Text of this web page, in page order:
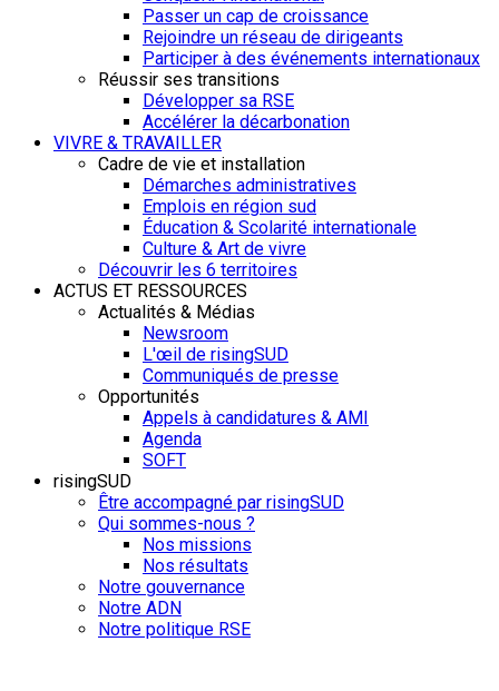
Passer un cap de croissance
Rejoindre un réseau de dirigeants
Participer à des événements internationaux
Réussir ses transitions
Développer sa RSE
Accélérer la décarbonation
VIVRE & TRAVAILLER
Cadre de vie et installation
Démarches administratives
Emplois en région sud
Éducation & Scolarité internationale
Culture & Art de vivre
Découvrir les 6 territoires
ACTUS ET RESSOURCES
Actualités & Médias
Newsroom
L'œil de risingSUD
Communiqués de presse
Opportunités
Appels à candidatures & AMI
Agenda
SOFT
risingSUD
Être accompagné par risingSUD
Qui sommes-nous ?
Nos missions
Nos résultats
Notre gouvernance
Notre ADN
Notre politique RSE